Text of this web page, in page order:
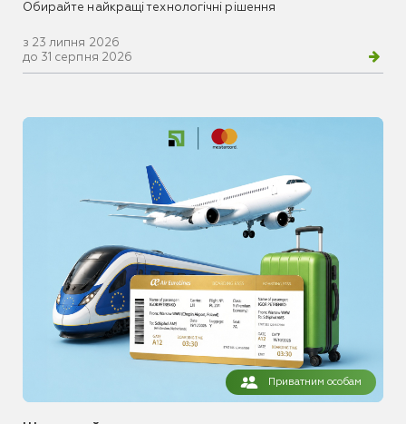
Обирайте найкращі технологічні рішення
з 23 липня 2026
до 31 серпня 2026
Приватним особам